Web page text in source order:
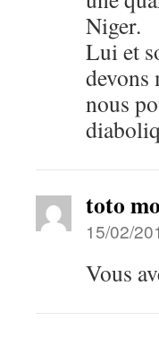
Niger.
Lui et
devons
nous
toto
15/02/
Vous